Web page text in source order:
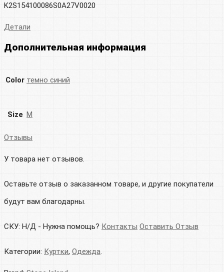
K2S154100086S0A27V0020
Детали
Дополнительная информация
Color темно синий
Size M
Отзывы
У товара нет отзывов.
Оставьте отзыв о заказанном товаре, и другие покупатели
будут вам благодарны.
СКУ: Н/Д - Нужна помощь? Контакты Оставить Отзыв
Категории: Куртки, Одежда.